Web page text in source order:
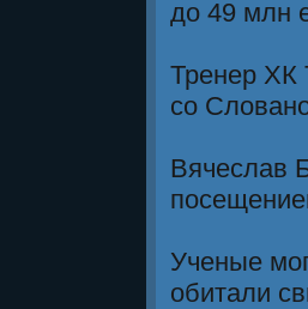
до 49 млн
Тренер ХК
со
Вячеслав
Ученые
обитали